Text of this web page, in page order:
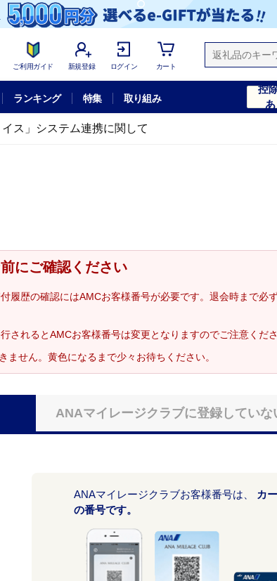
ご利用ガイド 新規登録 ログイン カート
ランキング 特集 取り組み
控
イス」システム連携に関して
にご確認ください
履歴の確認にはAMCお客様番号が必要です。退会時まで必
されるとAMCお客様番号は変更となりますのでご注意くださ
せん。黄色になるまで少々お待ちください。
ANAマイレージクラブに登録していな
ANAマイレージクラブお客様番号は、
カ
の番号です。